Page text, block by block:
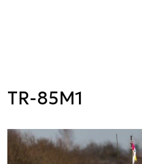
TR-85M1